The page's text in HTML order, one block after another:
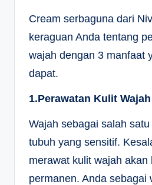
Cream serbaguna dari
keraguan Anda tentang
wajah dengan 3 manfaat
dapat.
1.Perawatan Kulit Wajah
Wajah sebagai salah
tubuh yang sensitif.
merawat kulit wajah akan
permanen. Anda sebagai